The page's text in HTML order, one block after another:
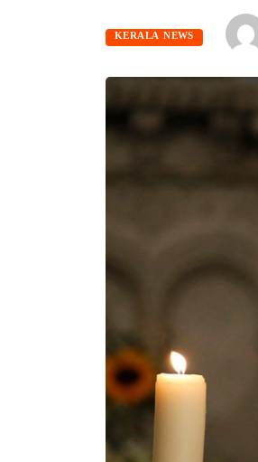
KERALA NEWS